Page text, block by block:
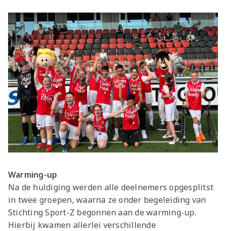
Warming-up
Na de huldiging werden alle deelnemers opgesplitst
in twee groepen, waarna ze onder begeleiding van
Stichting Sport-Z begonnen aan de warming-up.
Hierbij kwamen allerlei verschillende